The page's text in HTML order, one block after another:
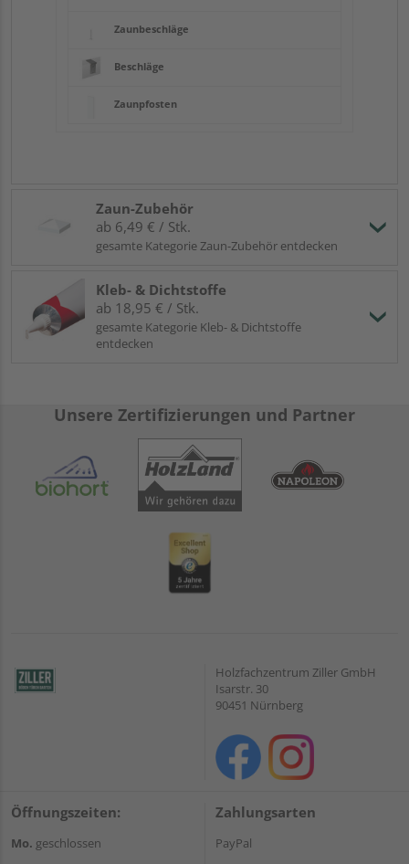
Zaunbeschläge
Beschläge
Zaunpfosten
Zaun-Zubehör
ab 6,49 € / Stk.
gesamte Kategorie Zaun-Zubehör entdecken
Kleb- & Dichtstoffe
ab 18,95 € / Stk.
gesamte Kategorie Kleb- & Dichtstoffe
entdecken
Unsere Zertifizierungen und Partner
Holzfachzentrum Ziller GmbH
Isarstr. 30
90451 Nürnberg
Öffnungszeiten:
Mo. geschlossen
Zahlungsarten
PayPal